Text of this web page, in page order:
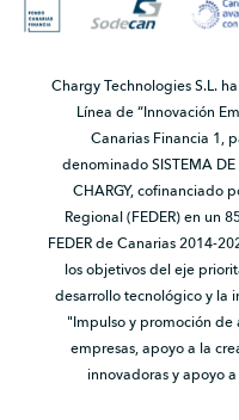
Chargy Technologies S.L.
Línea de “Innovación
Canarias Financia 1,
denominado SISTEMA DE
CHARGY, cofinanciado
Regional (FEDER) en un
FEDER de Canarias 2014-
los objetivos del eje
desarrollo tecnológico y la
"Impulso y promoción
empresas, apoyo a la
innovadoras y apoyo